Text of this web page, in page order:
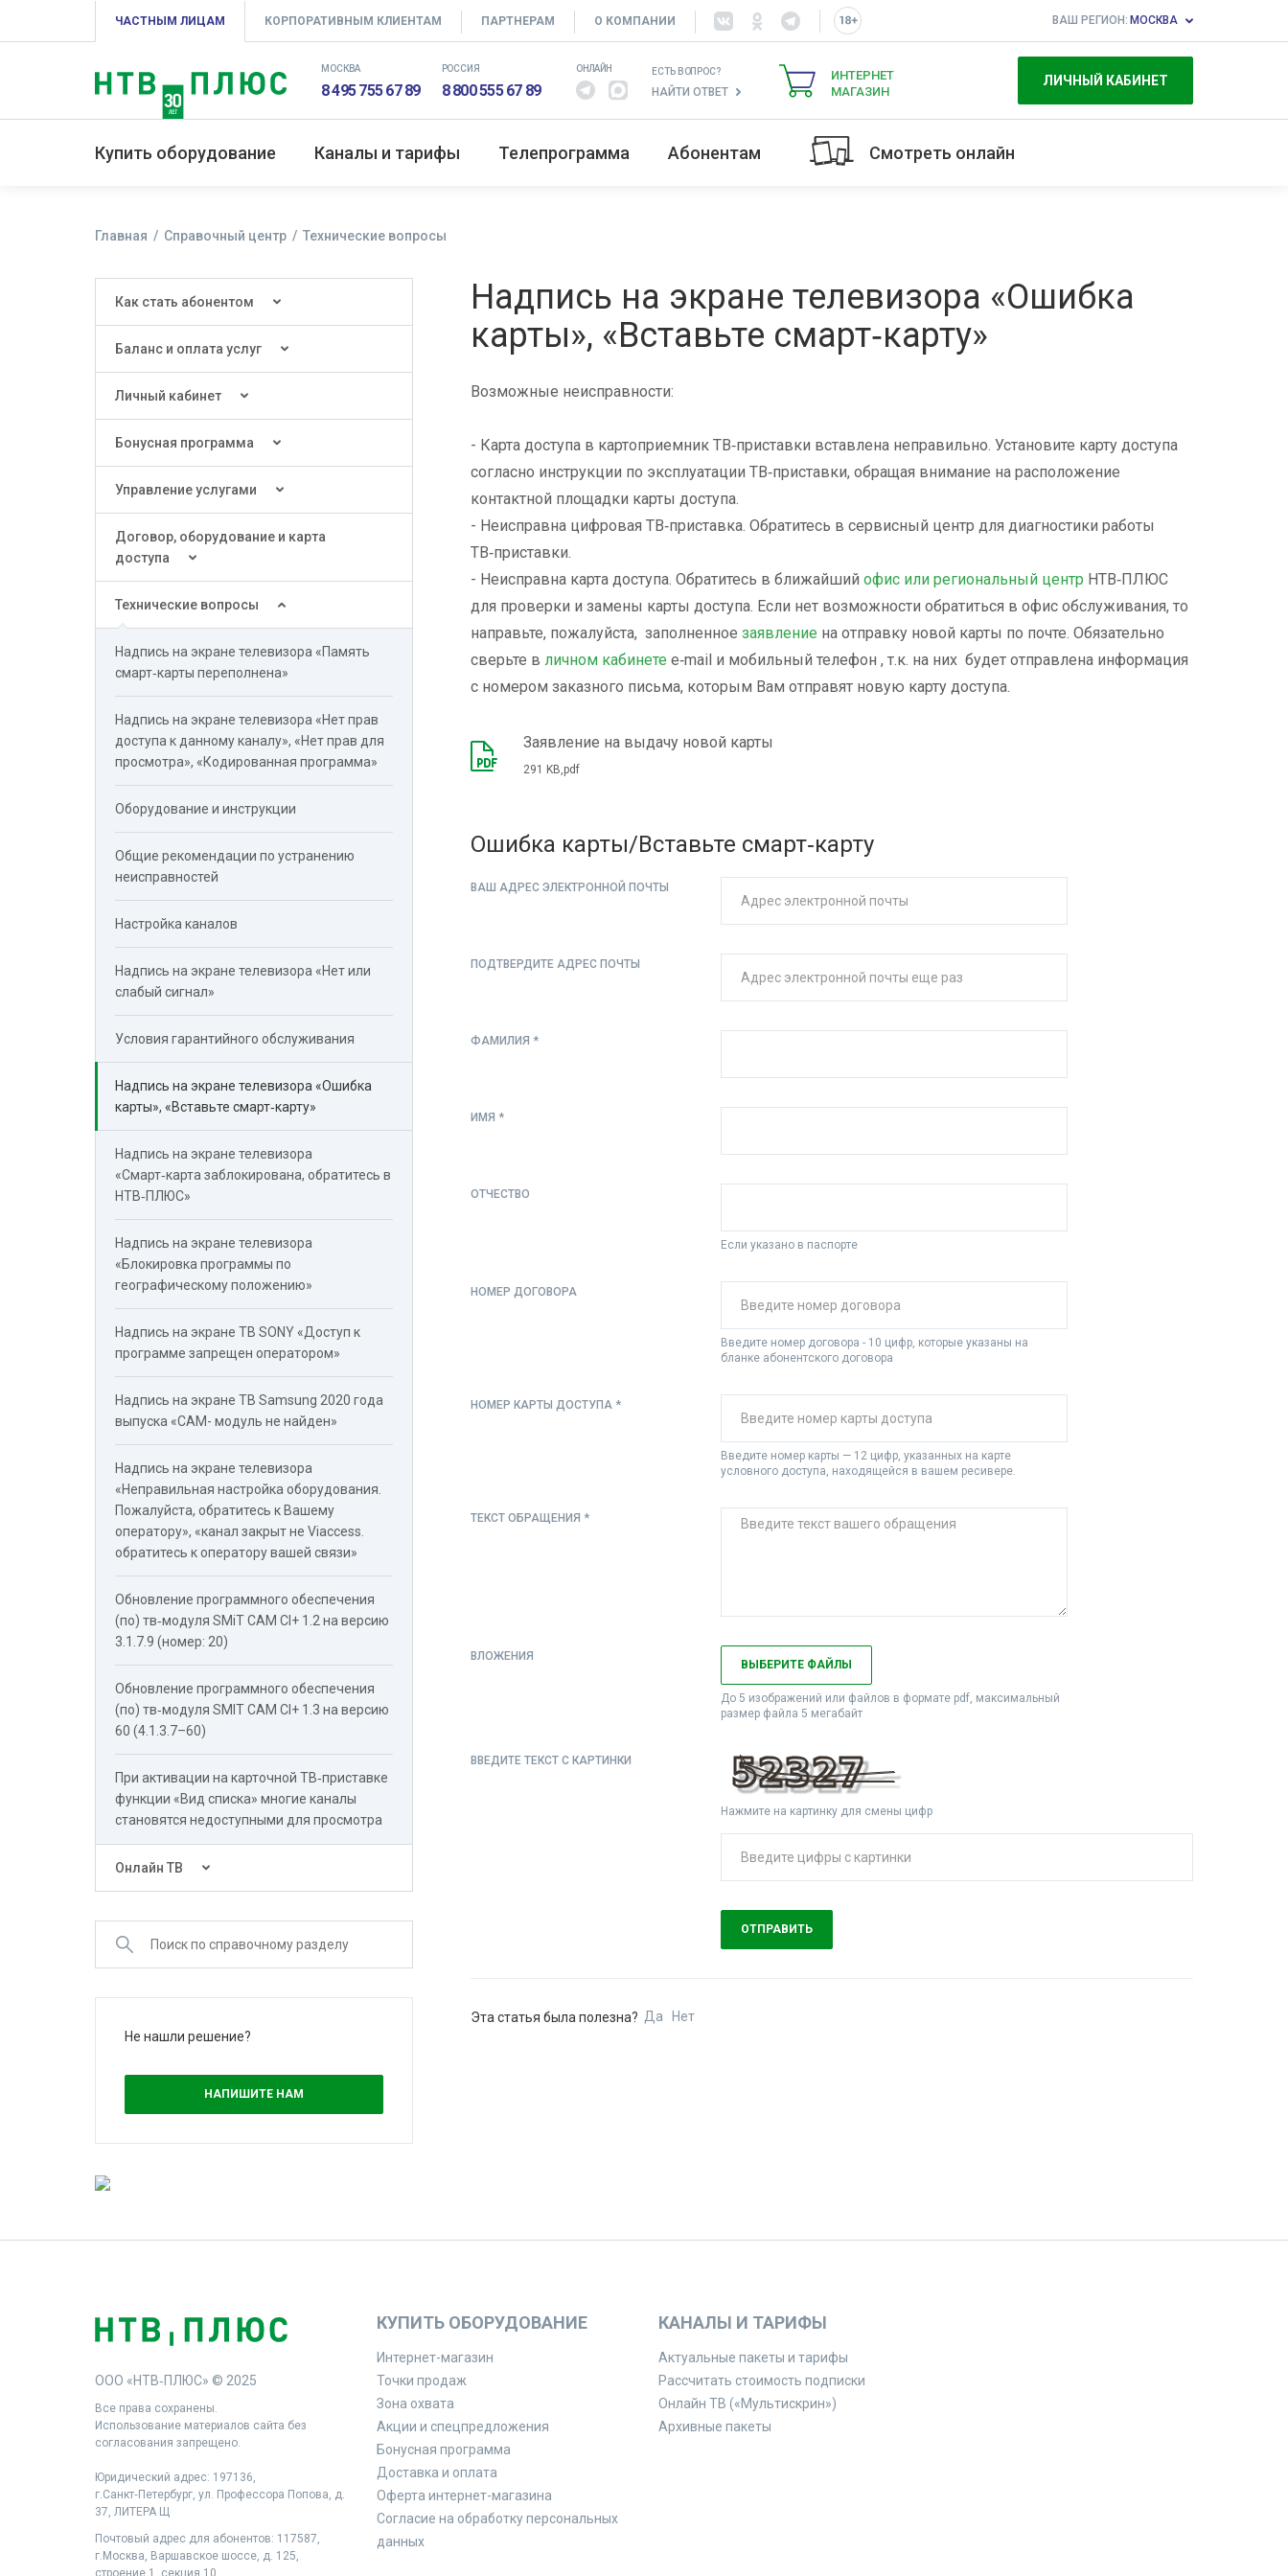
ЧАСТНЫМ ЛИЦАМ КОРПОРАТИВНЫМ КЛИЕНТАМ ПАРТНЕРАМ О КОМПАНИИ ВАШ РЕГИОН: МОСКВА
МОСКВА
8 495 755 67 89
РОССИЯ
8 800 555 67 89
ОНЛАЙН ЕСТЬ ВОПРОС?
НАЙТИ ОТВЕТ
ИНТЕРНЕТ
МАГАЗИН
ЛИЧНЫЙ КАБИНЕТ
Купить оборудование Каналы и тарифы Телепрограмма Абонентам Смотреть онлайн
Главная Справочный центр Технические вопросы
Как стать абонентом
Баланс и оплата услуг
Личный кабинет
Бонусная программа
Управление услугами
Договор, оборудование и карта
доступа
Технические вопросы
Надпись на экране телевизора «Память
смарт‑карты переполнена»
Надпись на экране телевизора «Нет прав
доступа к данному каналу», «Нет прав для
просмотра», «Кодированная программа»
Оборудование и инструкции
Общие рекомендации по устранению
неисправностей
Настройка каналов
Надпись на экране телевизора «Нет или
слабый сигнал»
Условия гарантийного обслуживания
Надпись на экране телевизора «Ошибка
карты», «Вставьте смарт‑карту»
Надпись на экране телевизора
«Смарт‑карта заблокирована, обратитесь в
НТВ‑ПЛЮС»
Надпись на экране телевизора
«Блокировка программы по
географическому положению»
Надпись на экране ТВ SONY «Доступ к
программе запрещен оператором»
Надпись на экране ТВ Samsung 2020 года
выпуска «CAM- модуль не найден»
Надпись на экране телевизора
«Неправильная настройка оборудования.
Пожалуйста, обратитесь к Вашему
оператору», «канал закрыт не Viaccess.
обратитесь к оператору вашей связи»
Обновление программного обеспечения
(по) тв‑модуля SMiT САМ CI+ 1.2 на версию
3.1.7.9 (номер: 20)
Обновление программного обеспечения
(по) тв‑модуля SMIT САМ CI+ 1.3 на версию
60 (4.1.3.7–60)
При активации на карточной ТВ‑приставке
функции «Вид списка» многие каналы
становятся недоступными для просмотра
Онлайн ТВ
Не нашли решение?
НАПИШИТЕ НАМ
Надпись на экране телевизора «Ошибка
карты», «Вставьте смарт‑карту»
Возможные неисправности:
- Карта доступа в картоприемник ТВ‑приставки вставлена неправильно. Установите карту доступа
согласно инструкции по эксплуатации ТВ‑приставки, обращая внимание на расположение
контактной площадки карты доступа.
- Неисправна цифровая ТВ‑приставка. Обратитесь в сервисный центр для диагностики работы
ТВ‑приставки.
- Неисправна карта доступа. Обратитесь в ближайший офис или региональный центр НТВ‑ПЛЮС
для проверки и замены карты доступа. Если нет возможности обратиться в офис обслуживания, то
направьте, пожалуйста, заполненное заявление на отправку новой карты по почте. Обязательно
сверьте в личном кабинете e‑mail и мобильный телефон , т.к. на них будет отправлена информация
с номером заказного письма, которым Вам отправят новую карту доступа.
Заявление на выдачу новой карты
291 KB,pdf
Ошибка карты/Вставьте смарт‑карту
ВАШ АДРЕС ЭЛЕКТРОННОЙ ПОЧТЫ
ПОДТВЕРДИТЕ АДРЕС ПОЧТЫ
ФАМИЛИЯ *
ИМЯ *
ОТЧЕСТВО
Если указано в паспорте
НОМЕР ДОГОВОРА
Введите номер договора - 10 цифр, которые указаны на
бланке абонентского договора
НОМЕР КАРТЫ ДОСТУПА *
Введите номер карты — 12 цифр, указанных на карте
условного доступа, находящейся в вашем ресивере.
ТЕКСТ ОБРАЩЕНИЯ *
ВЛОЖЕНИЯ
ВЫБЕРИТЕ ФАЙЛЫ
До 5 изображений или файлов в формате pdf, максимальный
размер файла 5 мегабайт
ВВЕДИТЕ ТЕКСТ С КАРТИНКИ
Нажмите на картинку для смены цифр
ОТПРАВИТЬ
Эта статья была полезна? Да Нет
ООО «НТВ‑ПЛЮС» © 2025
Все права сохранены.
Использование материалов сайта без
согласования запрещено.
Юридический адрес: 197136,
г.Санкт‑Петербург, ул. Профессора Попова, д.
37, ЛИТЕРА Щ
Почтовый адрес для абонентов: 117587,
г.Москва, Варшавское шоссе, д. 125,
строение 1, секция 10
КУПИТЬ ОБОРУДОВАНИЕ
Интернет-магазин
Точки продаж
Зона охвата
Акции и спецпредложения
Бонусная программа
Доставка и оплата
Оферта интернет-магазина
Согласие на обработку персональных
данных
КАНАЛЫ И ТАРИФЫ
Актуальные пакеты и тарифы
Рассчитать стоимость подписки
Онлайн ТВ («Мультискрин»)
Архивные пакеты